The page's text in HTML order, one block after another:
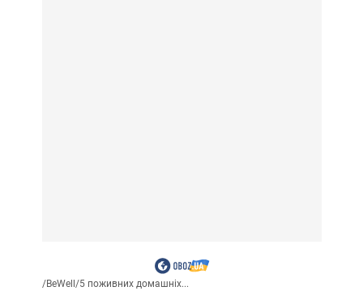
/BeWell /5 поживних домашніх...